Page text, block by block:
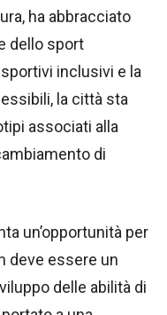
ha abbracciato
dello sport
inclusivi e la
la città sta
associati alla
di
un’opportunità per
deve essere un
delle abilità di